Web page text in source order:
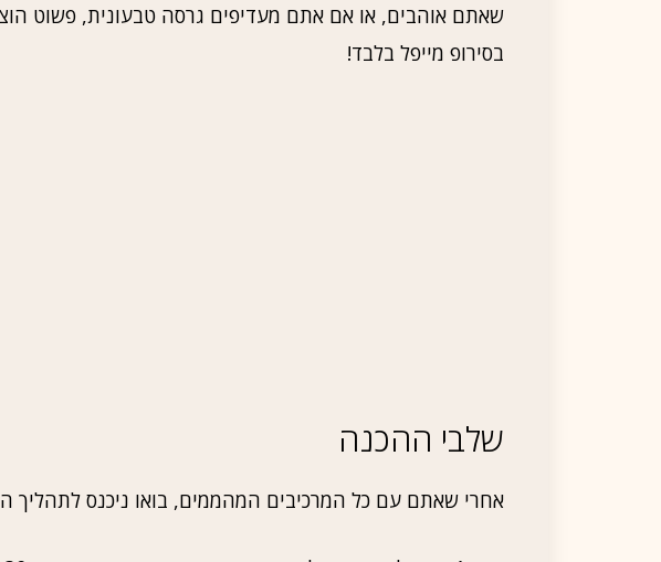
שאתם אוהבים, או אם אתם מעדיפים גרסה טבעונית, פשוט
בסירופ מייפל בלבד!
שלבי ההכנה
אחרי שאתם עם כל המרכיבים המהממים, בואו ניכנס לתהליך